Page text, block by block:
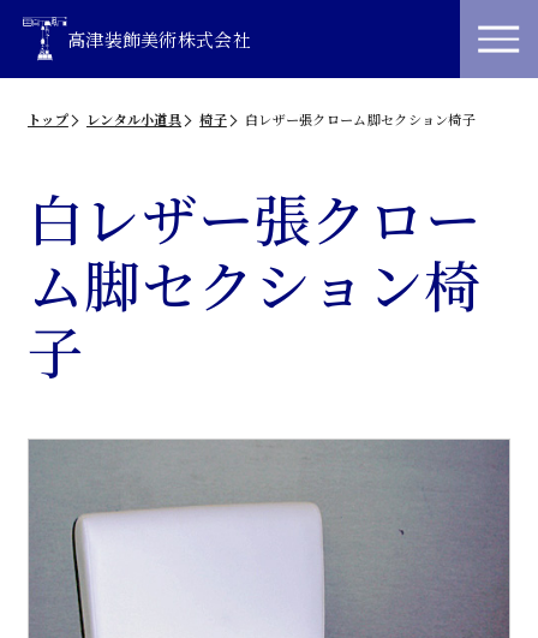
高津装飾美術株式会社
トップ レンタル小道具 椅子 白レザー張クローム脚セクション椅子
白レザー張クロー
ム脚セクション椅
子